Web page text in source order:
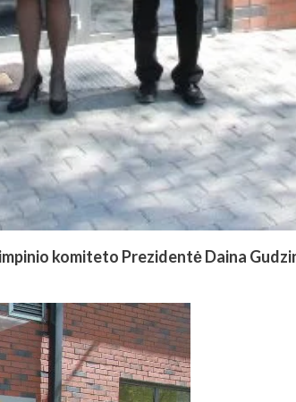
komiteto Prezidentė Daina